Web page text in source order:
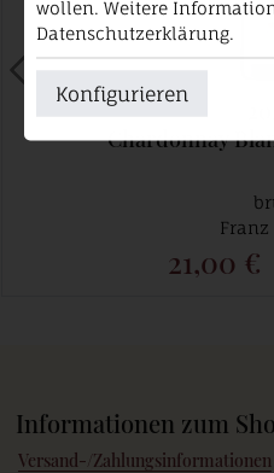
Chardonnay
Franz
21,00 €
Informationen zum
Versand-/Zahlungsinformationen
wollen. Weitere
Datenschutzerklärung.
Konfigurieren